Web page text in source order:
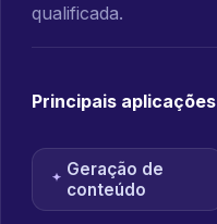
qualificada.
Principais aplicações
Geração de
conteúdo